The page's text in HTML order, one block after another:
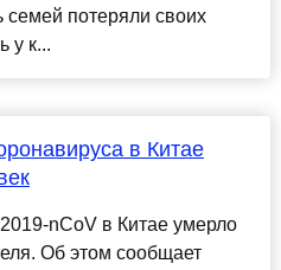
семей потеряли своих
у к...
в Китае
nCoV в Китае умерло
Об этом сообщает